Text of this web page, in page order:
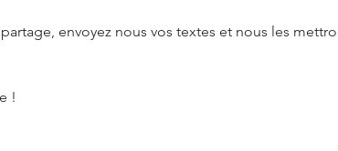
envoyez nous vos textes et nous les
!